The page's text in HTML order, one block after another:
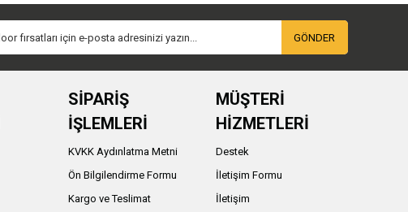
GÖNDER
SİPARİŞ
İŞLEMLERİ
KVKK Aydınlatma Metni
Ön Bilgilendirme Formu
Kargo ve Teslimat
MÜŞTERİ
HİZMETLERİ
Destek
İletişim Formu
İletişim